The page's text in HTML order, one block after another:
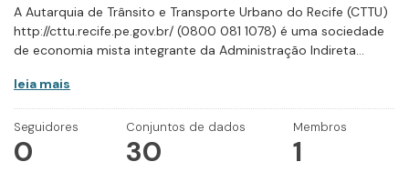
A Autarquia de Trânsito e Transporte Urbano do Recife (CTTU)
http://cttu.recife.pe.gov.br/ (0800 081 1078) é uma sociedade
de economia mista integrante da Administração Indireta...
leia mais
Seguidores
0
Conjuntos de dados
30
Membros
1